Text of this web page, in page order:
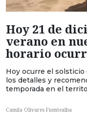
Hoy 21 de
verano en
horario
Hoy ocurre el solsticio
los detalles y
temporada en el
Camila Olivares Fuentealba